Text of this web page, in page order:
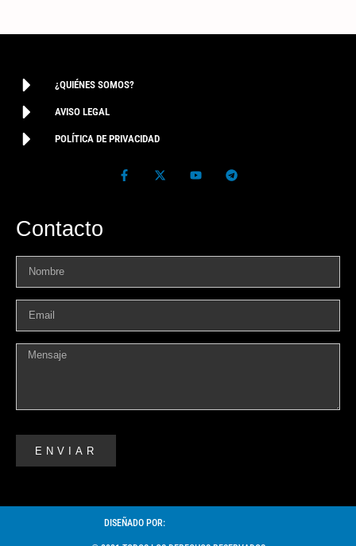
¿QUIÉNES SOMOS?
AVISO LEGAL
POLÍTICA DE PRIVACIDAD
Contacto
ENVIAR
DISEÑADO POR: